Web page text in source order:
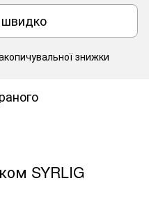
знижки
SYRLIG